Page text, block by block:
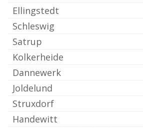
Ellingstedt
Schleswig
Satrup
Kolkerheide
Dannewerk
Joldelund
Struxdorf
Handewitt